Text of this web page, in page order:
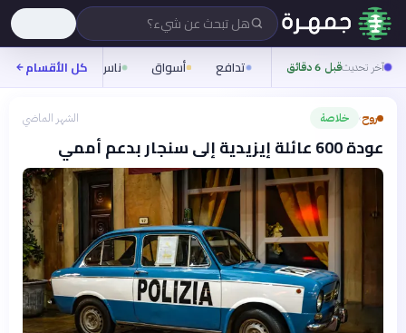
هل تبحث عن شيء؟
آخر تحديثقبل 6 دقائق تدافع أسواق ناس روح
كل الأقسام
روح› خلاصة الشهر الماضي
عودة 600 عائلة إيزيدية إلى سنجار بدعم أممي